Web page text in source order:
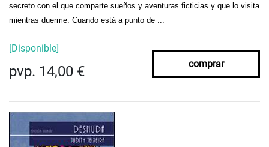
secreto con el que comparte sueños y aventuras ficticias y que lo visita
mientras duerme. Cuando está a punto de ...
[Disponible]
pvp. 14,00 € comprar